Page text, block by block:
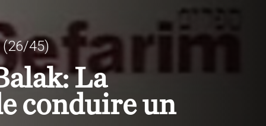
(26/45)
La
conduire un